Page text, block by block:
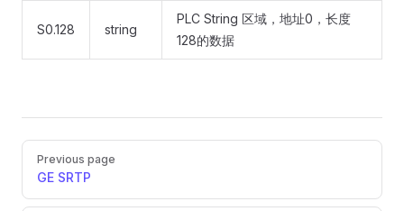
S0.128 string
PLC String 区域，地址0，长度
128的数据
Pager
Previous page
GE SRTP